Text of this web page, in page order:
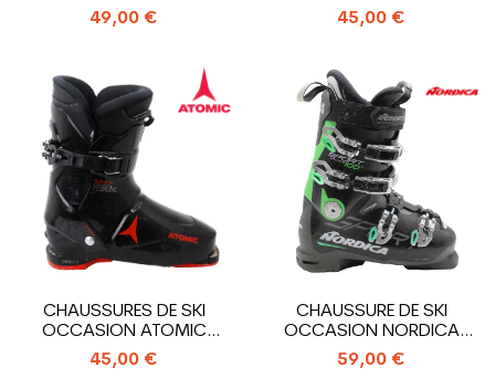
SPEEDMACHINE 110R
49,00 €
HAWX MAGNA R90X
45,00 €
CHAUSSURES DE SKI
OCCASION ATOMIC
SAVOR R90X PROLITE
45,00 €
CHAUSSURE DE SKI
OCCASION NORDICA
SPORTMACHINE 100 R
59,00 €